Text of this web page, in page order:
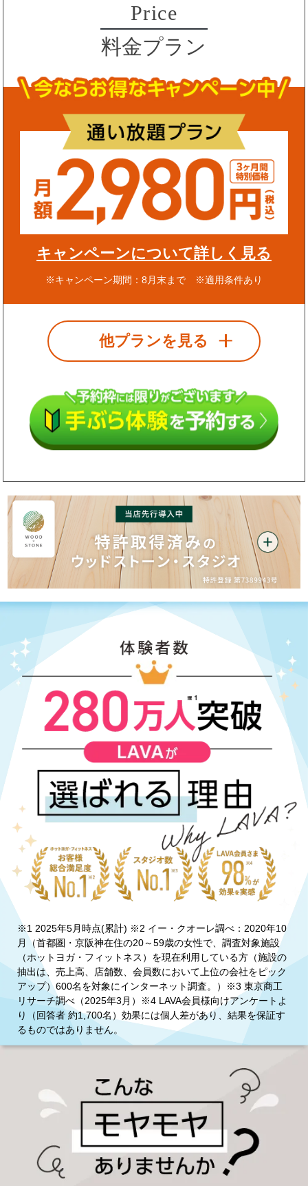
Price
料金プラン
キャンペーンについて詳しく見る
※キャンペーン期間：8月末まで ※適用条件あり
他プランを見る
※1 2025年5月時点(累計) ※2 イー・クオーレ調べ：2020年10
月（首都圏・京阪神在住の20～59歳の女性で、調査対象施設
（ホットヨガ・フィットネス）を現在利用している方（施設の
抽出は、売上高、店舗数、会員数において上位の会社をピック
アップ）600名を対象にインターネット調査。）※3 東京商工
リサーチ調べ（2025年3月）※4 LAVA会員様向けアンケートよ
り（回答者 約1,700名）効果には個人差があり、結果を保証す
るものではありません。